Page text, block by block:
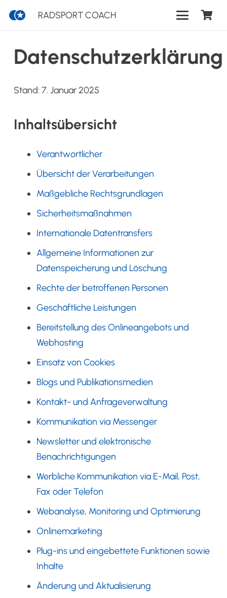
RADSPORT COACH
Datenschutzerklärung
Stand: 7. Januar 2025
Inhaltsübersicht
Verantwortlicher
Übersicht der Verarbeitungen
Maßgebliche Rechtsgrundlagen
Sicherheitsmaßnahmen
Internationale Datentransfers
Allgemeine Informationen zur
Datenspeicherung und Löschung
Rechte der betroffenen Personen
Geschäftliche Leistungen
Bereitstellung des Onlineangebots und
Webhosting
Einsatz von Cookies
Blogs und Publikationsmedien
Kontakt- und Anfrageverwaltung
Kommunikation via Messenger
Newsletter und elektronische
Benachrichtigungen
Werbliche Kommunikation via E-Mail, Post,
Fax oder Telefon
Webanalyse, Monitoring und Optimierung
Onlinemarketing
Plug-ins und eingebettete Funktionen sowie
Inhalte
Änderung und Aktualisierung